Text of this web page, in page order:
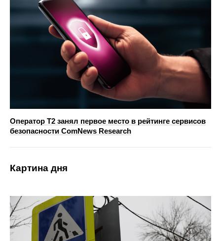
Оператор T2 занял первое место в рейтинге сервисов
безопасности ComNews Research
Картина дня